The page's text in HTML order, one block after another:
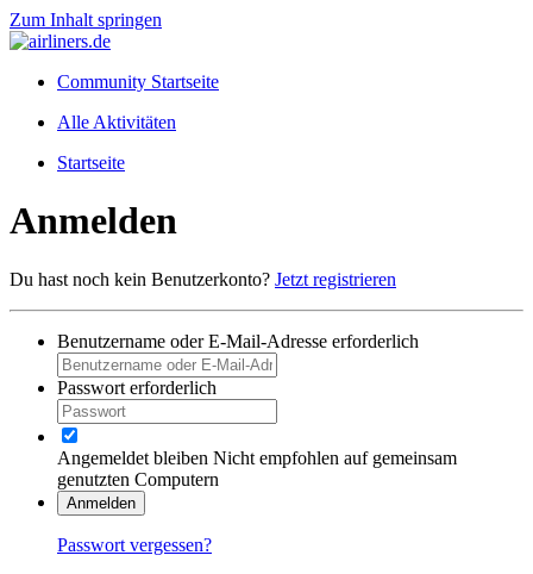
Zum Inhalt springen
Community Startseite
Alle Aktivitäten
Startseite
Anmelden
Du hast noch kein Benutzerkonto? Jetzt registrieren
Benutzername oder E-Mail-Adresse erforderlich
Passwort erforderlich
Angemeldet bleiben Nicht empfohlen auf gemeinsam
genutzten Computern
Anmelden
Passwort vergessen?